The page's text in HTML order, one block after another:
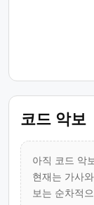
코드 악보
아직 코드 악
현재는 가사
보는 순차적